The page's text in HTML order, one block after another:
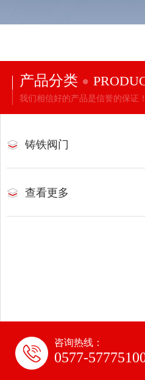
产品分类
我们相信好的产品是信誉的保证！
铸铁阀门
查看更多
咨询热线：
0577-